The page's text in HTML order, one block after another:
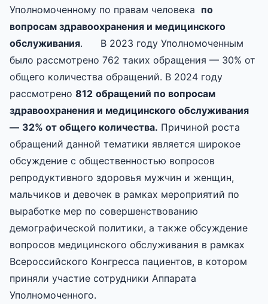
Уполномоченному по правам человека по
вопросам здравоохранения и медицинского
обслуживания. В 2023 году Уполномоченным
было рассмотрено 762 таких обращения — 30% от
общего количества обращений. В 2024 году
рассмотрено 812 обращений по вопросам
здравоохранения и медицинского обслуживания
— 32% от общего количества. Причиной роста
обращений данной тематики является широкое
обсуждение с общественностью вопросов
репродуктивного здоровья мужчин и женщин,
мальчиков и девочек в рамках мероприятий по
выработке мер по совершенствованию
демографической политики, а также обсуждение
вопросов медицинского обслуживания в рамках
Всероссийского Конгресса пациентов, в котором
приняли участие сотрудники Аппарата
Уполномоченного.